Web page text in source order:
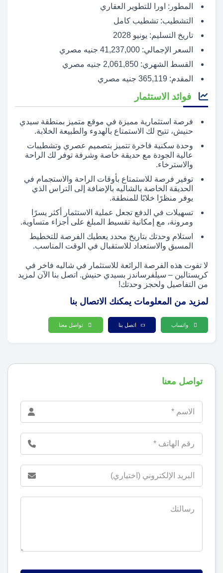
المطور: اورا للتطوير العقاري
التشطيب: تشطيب كامل
تاريخ التسليم: يونيو 2028
السعر الإجمالي: 41,237,000 جنيه مصري
القسط الشهري: 2,061,850 جنيه مصري
المقدم: 365,119 جنيه مصري
فوائد الاستثمار
فرصة استثمارية مميزة في موقع متميز بمنطقة سيدي
حنيش، تتيح لك الاستمتاع بالهدوء والطبيعة الخلابة.
وحدة سكنية فاخرة تتميز بتصميم عصري وتشطيبات
عالية الجودة مع حديقة خاصة وشرفة توفر لك الراحة
والاسترخاء.
توفير فرصة للاستمتاع بأوقات الراحة والاستجمام في
الحديقة الخاصة بالشاليه بالإضافة إلى التراس الذي
يوفر منظرًا خلابًا للمنطقة.
تسهيلات في الدفع تجعل عملية الاستثمار أكثر يسرًا
ومرونة، مع إمكانية تقسيط المبلغ على أجزاء متساوية.
استلام وحدتك بتاريخ محدد يعطيك الفرصة للتخطيط
المسبق والاستعداد للاستقبال في الوقت المناسب.
لا تفوت هذه الفرصة الرائعة للاستثمار في شاليه فاخر في
كريستالين – سيلفرساندز بسيدي حنيش. اتصل بنا الآن لمزيد
من التفاصيل ولحجز وحدتك!
لمزيد من المعلومات يمكنك الاتصال بنا
واتساب اتصل بنا تواصل معنا
تواصل معنا